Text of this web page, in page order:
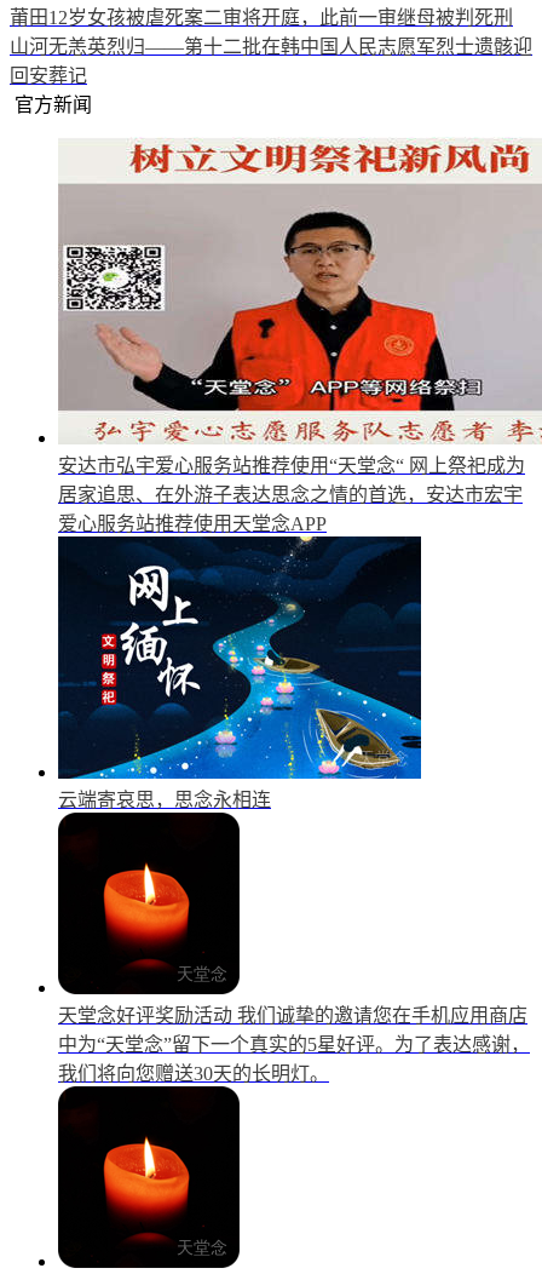
莆田12岁女孩被虐死案二审将开庭，此前一审继母被判死刑
山河无恙英烈归——第十二批在韩中国人民志愿军烈士遗骸迎
回安葬记
官方新闻
安达市弘宇爱心服务站推荐使用“天堂念“ 网上祭祀成为
居家追思、在外游子表达思念之情的首选，安达市宏宇
爱心服务站推荐使用天堂念APP
云端寄哀思，思念永相连
天堂念好评奖励活动 我们诚挚的邀请您在手机应用商店
中为“天堂念”留下一个真实的5星好评。为了表达感谢，
我们将向您赠送30天的长明灯。